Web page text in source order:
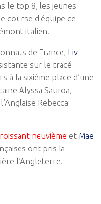
le top 8, les jeunes
course d’équipe ce
italien.
de France, Liv
sur le tracé
à la sixième place d’une
Alyssa Sauroa
Rebecca
neuvième et Mae
ont pris la
l’Angleterre.